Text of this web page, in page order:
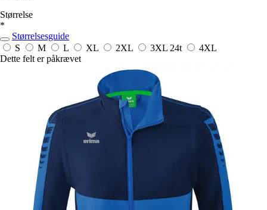
Størrelse
*
Størrelsesguide
S
M L XL 2XL 3XL 24t
4XL
Dette felt er påkrævet